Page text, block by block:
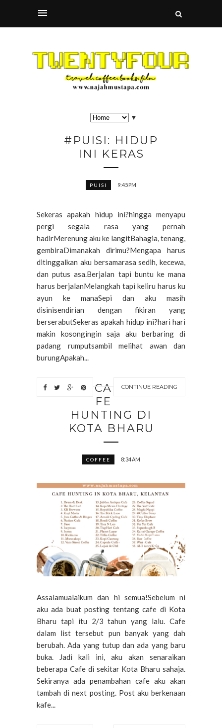
▼
#PUISI: HIDUP
INI KERAS
PUISI 9:45 PM
Sekeras apakah hidup ini?hingga menyapu
pergi segala rasa yang pernah
hadirMerenung aku ke langitBahagia, tenang,
gembiraDimanakah dirimu?Mengapa harus
ditinggalkan aku bersamarasa sedih, kecewa,
dan putus asa.Berjalan tapi buntu ke mana
harus berjalanMelangkah tapi keliru harus ku
ayun ke manaSepi dan aku masih
disinisendirian dengan fikiran yang
berserabutSekeras apakah hidup ini?hari hari
makin kosongingin saja aku berbaring di
padang rumputsambil melihat awan dan
burungApakah...
CONTINUE READING
CA
FE
HUNTING DI
KOTA BHARU
COFFEE 8:34 AM
Assalamualaikum dan hi semua!Sebelum ni
aku ada buat posting tentang cafe di Kota
Bharu tapi itu 2/3 tahun yang lalu. Cafe
dalam list tersebut pun banyak yang dah
berubah. Ada yang tutup dan ada yang baru
buka. Jadi kali ini, aku akan senaraikan
beberapa Cafe di sekitar Kota Bharu sahaja.
Sekiranya ada penambahan cafe aku akan
tambah di next posting. Post aku berkenaan
kafe...